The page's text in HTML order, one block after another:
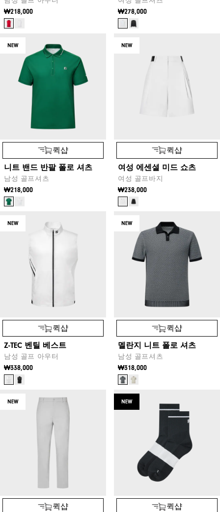
₩218,000
₩278,000
NEW
퀵샵
니트 밴드 반팔 폴로 셔츠
남성 골프셔츠
₩218,000
NEW
퀵샵
여성 에센셜 미드 쇼츠
여성 골프바지
₩238,000
NEW
퀵샵
Z-TEC 벤틸 베스트
남성 골프 아우터
₩338,000
NEW
퀵샵
멜란지 니트 폴로 셔츠
남성 골프셔츠
₩318,000
NEW
퀵샵
NEW
퀵샵